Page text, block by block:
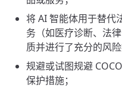
将 AI 智能体用于替代
务（如医疗诊断、法
质并进行了充分的风险
规避或试图规避
保护措施；